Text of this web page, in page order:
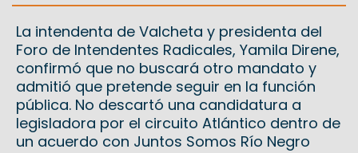
La intendenta de Valcheta y presidenta del
Foro de Intendentes Radicales, Yamila Direne,
confirmó que no buscará otro mandato y
admitió que pretende seguir en la función
pública. No descartó una candidatura a
legisladora por el circuito Atlántico dentro de
un acuerdo con Juntos Somos Río Negro